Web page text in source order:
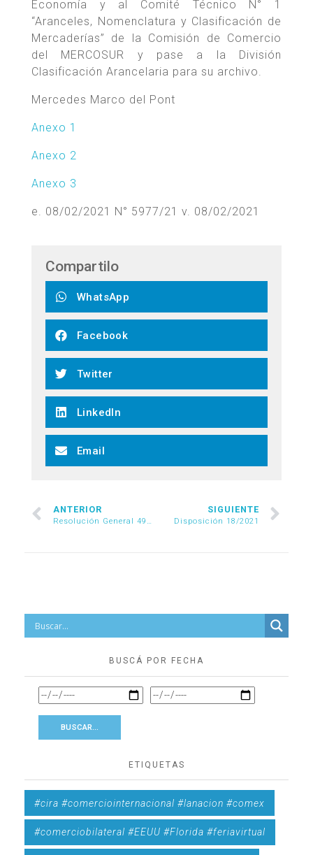
Economía y al Comité Técnico N° 1
“Aranceles, Nomenclatura y Clasificación de
Mercaderías” de la Comisión de Comercio
del MERCOSUR y pase a la División
Clasificación Arancelaria para su archivo.
Mercedes Marco del Pont
Anexo 1
Anexo 2
Anexo 3
e. 08/02/2021 N° 5977/21 v. 08/02/2021
Compartilo
WhatsApp
Facebook
Twitter
LinkedIn
Email
ANTERIOR
Resolución General 4927/2021
SIGUIENTE
Disposición 18/2021
BUSCÁ POR FECHA
ETIQUETAS
#cira #comerciointernacional #lanacion #comex
#comerciobilateral #EEUU #Florida #feriavirtual